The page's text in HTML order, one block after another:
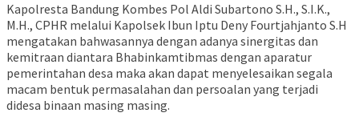
Kapolresta Bandung Kombes Pol Aldi Subartono S.H., S.I.K.,
M.H., CPHR melalui Kapolsek Ibun Iptu Deny Fourtjahjanto S.H
mengatakan bahwasannya dengan adanya sinergitas dan
kemitraan diantara Bhabinkamtibmas dengan aparatur
pemerintahan desa maka akan dapat menyelesaikan segala
macam bentuk permasalahan dan persoalan yang terjadi
didesa binaan masing masing.